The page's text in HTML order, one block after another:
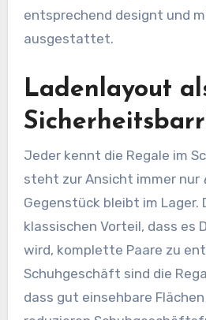
entsprechend designt und
ausgestattet.
Ladenlayout
Jeder kennt die Regale im
steht zur Ansicht immer nur
Gegenstück bleibt im Lager.
klassischen Vorteil, dass es
wird, komplette Paare zu
Schuhgeschäft sind die
dass gut einsehbare